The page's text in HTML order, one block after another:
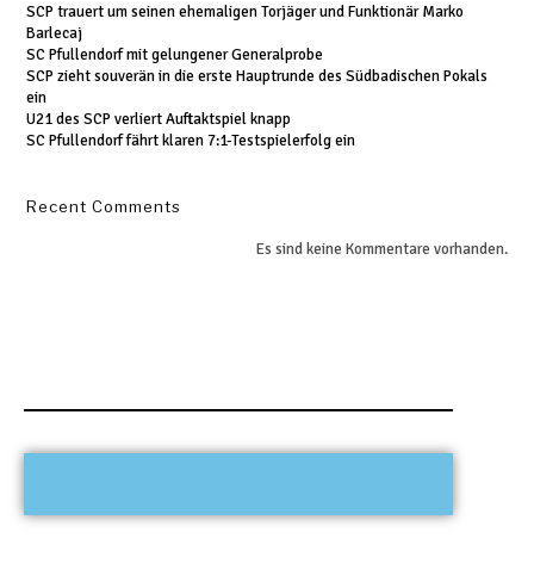
SCP trauert um seinen ehemaligen Torjäger und Funktionär Marko
Barlecaj
SC Pfullendorf mit gelungener Generalprobe
SCP zieht souverän in die erste Hauptrunde des Südbadischen Pokals
ein
U21 des SCP verliert Auftaktspiel knapp
SC Pfullendorf fährt klaren 7:1-Testspielerfolg ein
Recent Comments
Es sind keine Kommentare vorhanden.